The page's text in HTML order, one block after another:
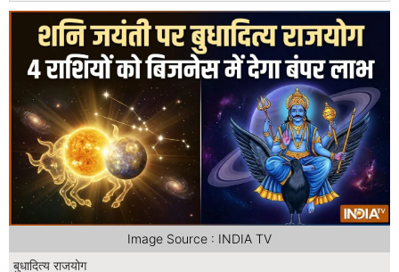
बुधादित्य राजयोग
Image Source : INDIA TV